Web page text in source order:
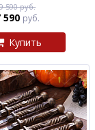
9 590 руб.
590 руб.
Купить